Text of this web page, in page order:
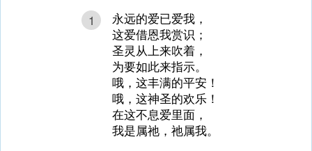
1
永远的爱已爱我，
这爱借恩我赏识；
圣灵从上来吹着，
为要如此来指示。
哦，这丰满的平安！
哦，这神圣的欢乐！
在这不息爱里面，
我是属祂，祂属我。